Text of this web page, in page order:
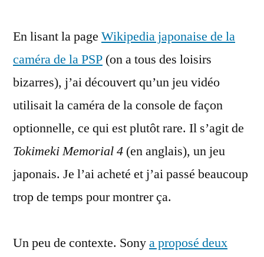
de
PSP
dans
Tokimeki
4
En lisant la page Wikipedia japonaise de la
caméra de la PSP (on a tous des loisirs
bizarres), j’ai découvert qu’un jeu vidéo
utilisait la caméra de la console de façon
optionnelle, ce qui est plutôt rare. Il s’agit de
Tokimeki Memorial 4 (en anglais), un jeu
japonais. Je l’ai acheté et j’ai passé beaucoup
trop de temps pour montrer ça.
Un peu de contexte. Sonya proposé deux